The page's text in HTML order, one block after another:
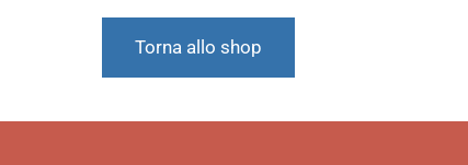
Torna allo shop